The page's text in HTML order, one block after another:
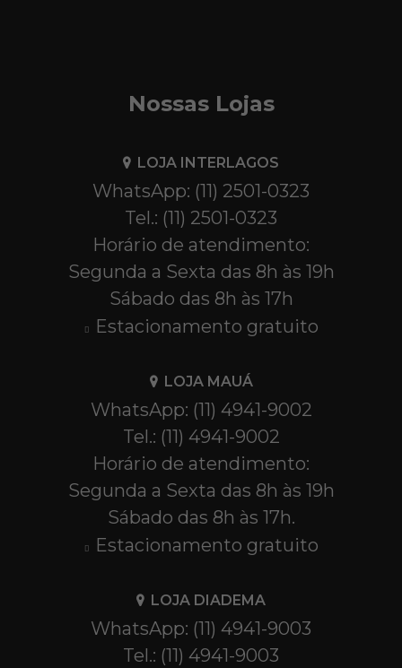
Nossas Lojas
LOJA INTERLAGOS
WhatsApp: (11) 2501-0323
Tel.: (11) 2501-0323
Horário de atendimento:
Segunda a Sexta das 8h às 19h
Sábado das 8h às 17h
Estacionamento gratuito
LOJA MAUÁ
WhatsApp: (11) 4941-9002
Tel.: (11) 4941-9002
Horário de atendimento:
Segunda a Sexta das 8h às 19h
Sábado das 8h às 17h.
Estacionamento gratuito
LOJA DIADEMA
WhatsApp: (11) 4941-9003
Tel.: (11) 4941-9003